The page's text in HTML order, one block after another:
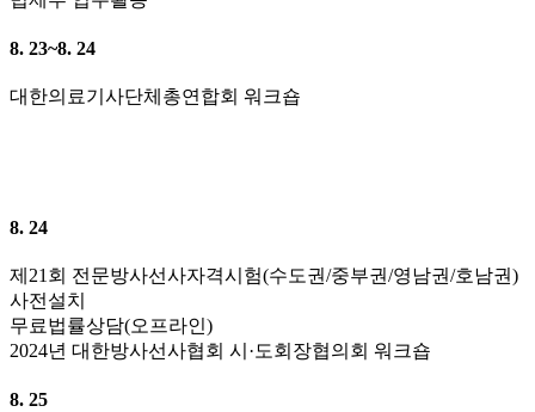
8. 23~8. 24
대한의료기사단체총연합회 워크숍
8. 24
제21회 전문방사선사자격시험(수도권/중부권/영남권/호남권)
사전설치
무료법률상담(오프라인)
2024년 대한방사선사협회 시·도회장협의회 워크숍
8. 25